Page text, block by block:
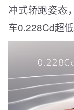
冲式轿跑姿态
车0.228Cd超低